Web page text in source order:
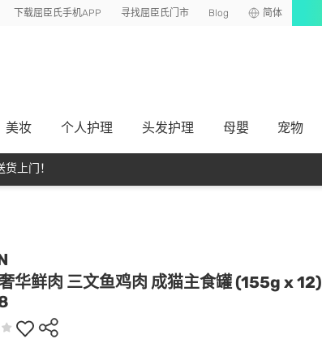
下载屈臣氏手机APP 寻找屈臣氏门市 Blog 简体
美妆 个人护理 头发护理 母嬰 宠物
上门！
华鲜肉 三文鱼鸡肉 成猫主食罐 (155g x 12)